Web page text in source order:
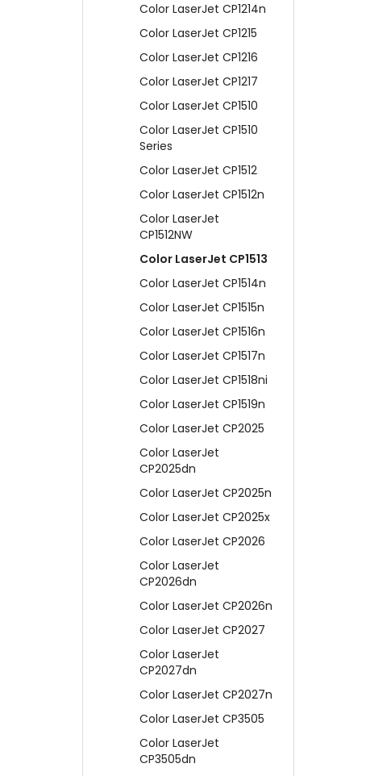
Color LaserJet CP1214n
Color LaserJet CP1215
Color LaserJet CP1216
Color LaserJet CP1217
Color LaserJet CP1510
Color LaserJet CP1510
Series
Color LaserJet CP1512
Color LaserJet CP1512n
Color LaserJet
CP1512NW
Color LaserJet CP1513
Color LaserJet CP1514n
Color LaserJet CP1515n
Color LaserJet CP1516n
Color LaserJet CP1517n
Color LaserJet CP1518ni
Color LaserJet CP1519n
Color LaserJet CP2025
Color LaserJet
CP2025dn
Color LaserJet CP2025n
Color LaserJet CP2025x
Color LaserJet CP2026
Color LaserJet
CP2026dn
Color LaserJet CP2026n
Color LaserJet CP2027
Color LaserJet
CP2027dn
Color LaserJet CP2027n
Color LaserJet CP3505
Color LaserJet
CP3505dn